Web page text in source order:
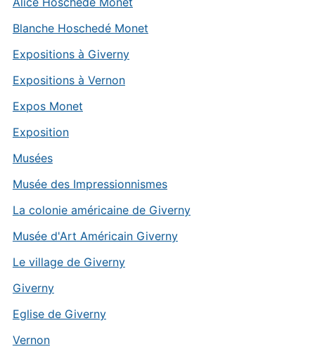
Blanche Hoschedé Monet
Expositions à Giverny
Expositions à Vernon
Expos Monet
Exposition
Musées
Musée des Impressionnismes
La colonie américaine de Giverny
Musée d'Art Américain Giverny
Le village de Giverny
Giverny
Eglise de Giverny
Vernon